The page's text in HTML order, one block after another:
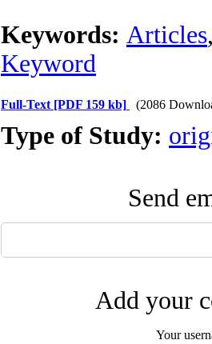
Keywords: Articles
Keyword
Full-Text [PDF 159 kb] (2086
Type of Study:
Send
Add your
Your